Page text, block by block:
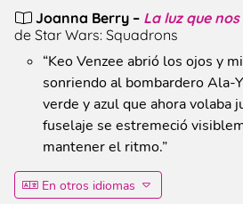
Joanna Berry – La luz que
de Star Wars: Squadrons
“Keo Venzee abrió los ojos y
sonriendo al bombardero Ala-
verde y azul que ahora volaba
fuselaje se estremeció
mantener el ritmo.”
En otros idiomas